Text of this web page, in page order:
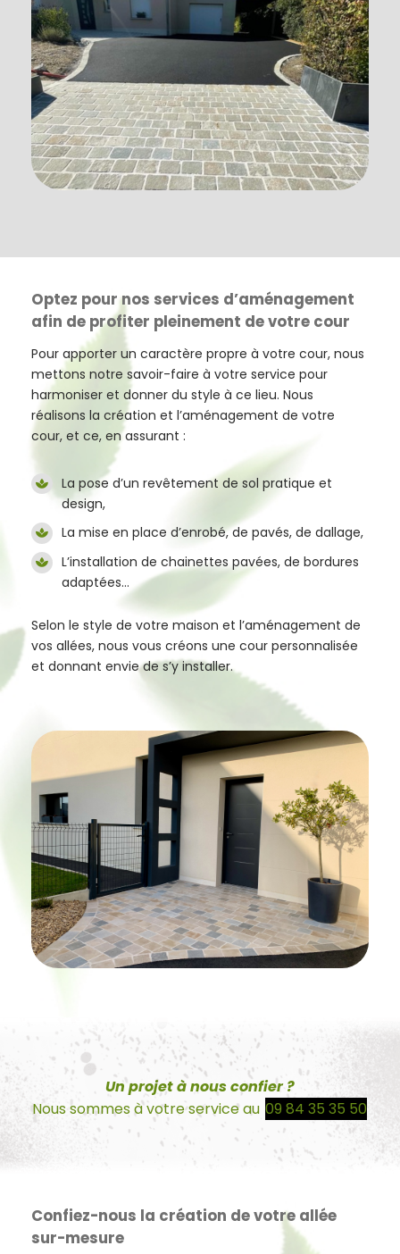
Optez pour nos services d’aménagement
afin de profiter pleinement de votre cour
Pour apporter un caractère propre à votre cour, nous
mettons notre savoir-faire à votre service pour
harmoniser et donner du style à ce lieu. Nous
réalisons la création et l’aménagement de votre
cour, et ce, en assurant :
La pose d’un revêtement de sol pratique et
design,
La mise en place d’enrobé, de pavés, de dallage,
L’installation de chainettes pavées, de bordures
adaptées…
Selon le style de votre maison et l’aménagement de
vos allées, nous vous créons une cour personnalisée
et donnant envie de s’y installer.
Un projet à nous confier ?
Nous sommes à votre service au 09 84 35 35 50
Confiez-nous la création de votre allée
sur-mesure